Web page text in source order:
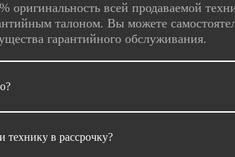
оригинальность всей продаваемой
талоном. Вы можете
гарантийного обслуживания.
технику в рассрочку?